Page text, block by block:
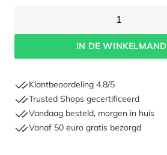
1
IN DE WINKELMAND
Klantbeoordeling 4.8/5
Trusted Shops gecertificeerd
Vandaag besteld, morgen in huis
Vanaf 50 euro gratis bezorgd